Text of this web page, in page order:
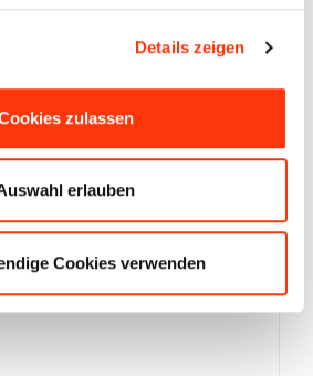
Details zeigen
zulassen
erlauben
Cookies verwenden
grau
zzgl.Versand
Details